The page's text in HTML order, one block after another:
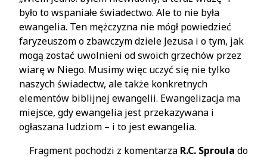
było to wspaniałe świadectwo. Ale to nie była
ewangelia. Ten mężczyzna nie mógł powiedzieć
faryzeuszom o zbawczym dziele Jezusa i o tym, jak
mogą zostać uwolnieni od swoich grzechów przez
wiarę w Niego. Musimy więc uczyć się nie tylko
naszych świadectw, ale także konkretnych
elementów biblijnej ewangelii. Ewangelizacja ma
miejsce, gdy ewangelia jest przekazywana i
ogłaszana ludziom – i to jest ewangelia.
Fragment pochodzi z komentarza R.C. Sproula do